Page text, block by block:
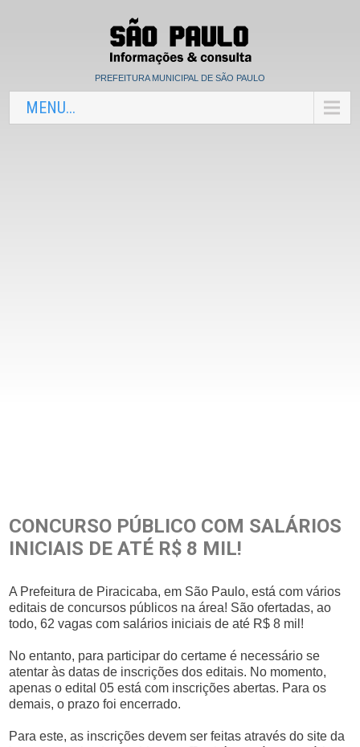
PREFEITURA MUNICIPAL DE SÃO PAULO
MENU...
CONCURSO PÚBLICO COM SALÁRIOS
INICIAIS DE ATÉ R$ 8 MIL!
A Prefeitura de Piracicaba, em São Paulo, está com vários
editais de concursos públicos na área! São ofertadas, ao
todo, 62 vagas com salários iniciais de até R$ 8 mil!
No entanto, para participar do certame é necessário se
atentar às datas de inscrições dos editais. No momento,
apenas o edital 05 está com inscrições abertas. Para os
demais, o prazo foi encerrado.
Para este, as inscrições devem ser feitas através do site da